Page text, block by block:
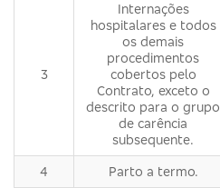
3
Internações
hospitalares e todos
os demais
procedimentos
cobertos pelo
Contrato, exceto o
descrito para o grupo
de carência
subsequente.
4 Parto a termo.